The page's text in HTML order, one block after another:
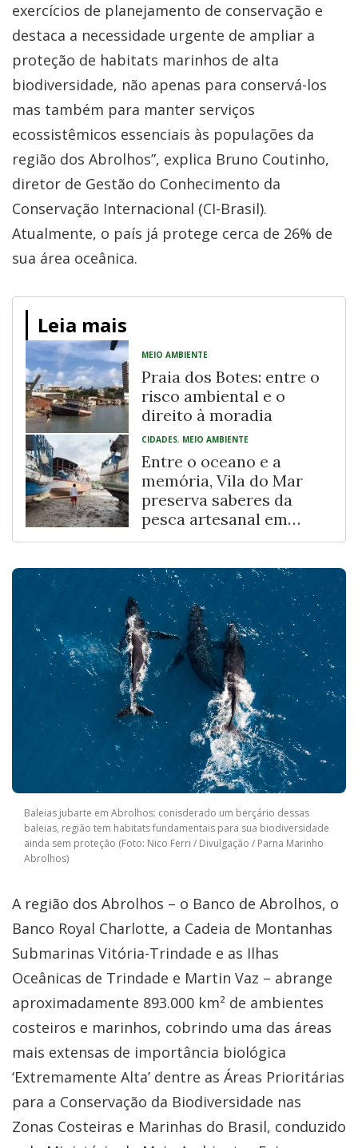
exercícios de planejamento de conservação e
destaca a necessidade urgente de ampliar a
proteção de habitats marinhos de alta
biodiversidade, não apenas para conservá-los
mas também para manter serviços
ecossistêmicos essenciais às populações da
região dos Abrolhos”, explica Bruno Coutinho,
diretor de Gestão do Conhecimento da
Conservação Internacional (CI-Brasil).
Atualmente, o país já protege cerca de 26% de
sua área oceânica.
Leia mais
MEIO AMBIENTE
Praia dos Botes: entre o
risco ambiental e o
direito à moradia
CIDADES, MEIO AMBIENTE
Entre o oceano e a
memória, Vila do Mar
preserva saberes da
pesca artesanal em
Fortaleza
Baleias jubarte em Abrolhos: conisderado um berçário dessas
baleias, região tem habitats fundamentais para sua biodiversidade
ainda sem proteção (Foto: Nico Ferri / Divulgação / Parna Marinho
Abrolhos)
A região dos Abrolhos – o Banco de Abrolhos, o
Banco Royal Charlotte, a Cadeia de Montanhas
Submarinas Vitória-Trindade e as Ilhas
Oceânicas de Trindade e Martin Vaz – abrange
aproximadamente 893.000 km² de ambientes
costeiros e marinhos, cobrindo uma das áreas
mais extensas de importância biológica
‘Extremamente Alta’ dentre as Áreas Prioritárias
para a Conservação da Biodiversidade nas
Zonas Costeiras e Marinhas do Brasil, conduzido